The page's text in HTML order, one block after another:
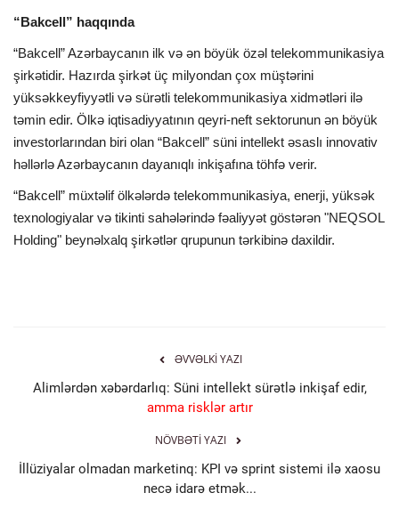
“Bakcell” haqqında
“Bakcell” Azərbaycanın ilk və ən böyük özəl telekommunikasiya
şirkətidir. Hazırda şirkət üç milyondan çox müştərini
yüksəkkeyfiyyətli və sürətli telekommunikasiya xidmətləri ilə
təmin edir. Ölkə iqtisadiyyatının qeyri-neft sektorunun ən böyük
investorlarından biri olan “Bakcell” süni intellekt əsaslı innovativ
həllərlə Azərbaycanın dayanıqlı inkişafına töhfə verir.
“Bakcell” müxtəlif ölkələrdə telekommunikasiya, enerji, yüksək
texnologiyalar və tikinti sahələrində fəaliyyət göstərən "NEQSOL
Holding" beynəlxalq şirkətlər qrupunun tərkibinə daxildir.
ƏVVƏLKI YAZI
Alimlərdən xəbərdarlıq: Süni intellekt sürətlə inkişaf edir,
amma risklər artır
NÖVBƏTI YAZI
İllüziyalar olmadan marketinq: KPI və sprint sistemi ilə xaosu
necə idarə etmək...